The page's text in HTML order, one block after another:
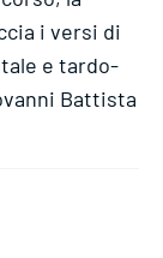
i versi di
e tardo-
Battista